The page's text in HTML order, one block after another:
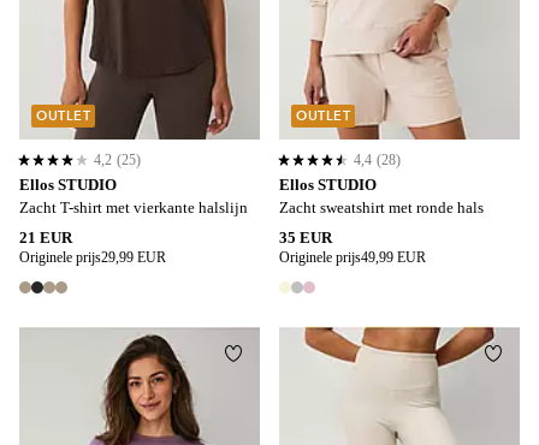
Ellos STUDIO
Zacht T-shirt met vierkante halslijn
21 EUR
Originele prijs29,99 EUR
4 kleuren
4,2 op basis van 25 beoordelingen
4,2 (25)
OUTLET
Ellos STUDIO
Zacht sweatshirt met ronde hals
35 EUR
Originele prijs49,99 EUR
3 kleuren
4,4 op basis van 28 beoordelingen
4,4 (28)
OUTLET
Toevoegen aan favorieten